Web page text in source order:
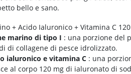
bello e sano.
marino di tipo I : una porzione del
di collagene di pesce idrolizzato.
ialuronico e vitamina C : una
al corpo 120 mg di ialuronato di